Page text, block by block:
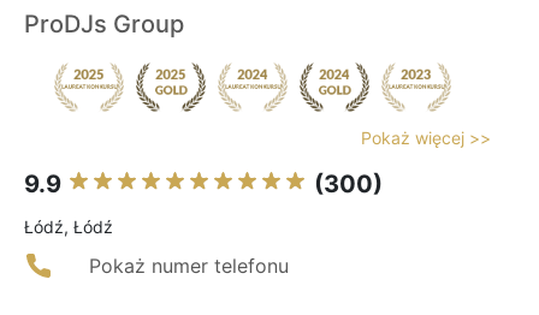
ProDJs Group
Pokaż więcej >>
9.9 (300)
Łódź, Łódź
Pokaż numer telefonu